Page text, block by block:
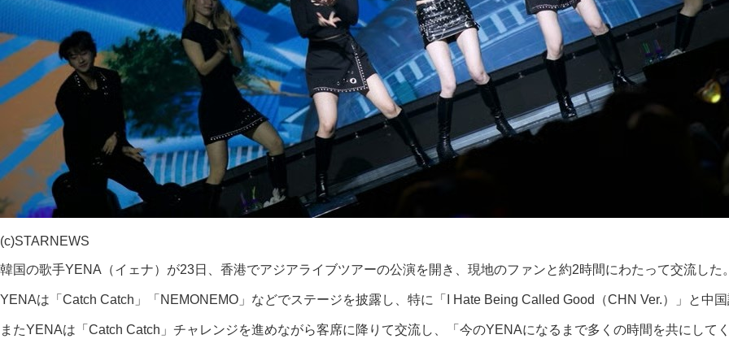
(c)STARNEWS
韓国の歌手YENA（イェナ）が23日、香港でアジアライブツアーの公演を開き、現地のファンと約2時間にわたって交流した
YENAは「Catch Catch」「NEMONEMO」などでステージを披露し、特に「I Hate Being Called Good（CHN Ver.）」と中
またYENAは「Catch Catch」チャレンジを進めながら客席に降りて交流し、「今のYENAになるまで多くの時間を共にし